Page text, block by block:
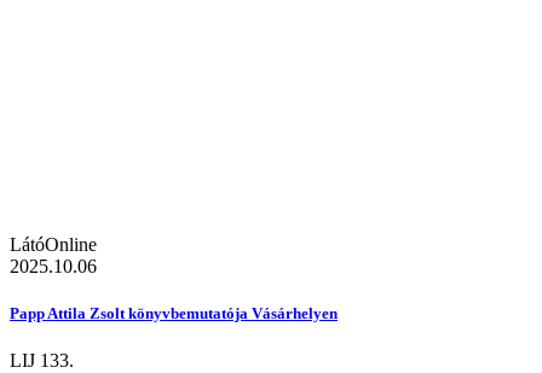
LátóOnline
2025.10.06
Papp Attila Zsolt könyvbemutatója Vásárhelyen
LIJ 133.